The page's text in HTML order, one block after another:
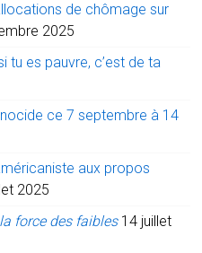
de chômage sur
2025
tu es pauvre, c’est de ta
ce 7 septembre à 14
aux propos
2025
force des faibles 14 juillet